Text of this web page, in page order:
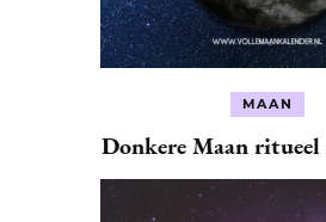
MAAN
Donkere Maan